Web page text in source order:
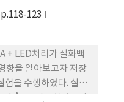
leaf width was
shape index,
Under the
of leaf and leaf
and the
compared to B.
123
+ LED처리가 절화백
향을 알아보고자 저장
험을 수행하였다. 실험